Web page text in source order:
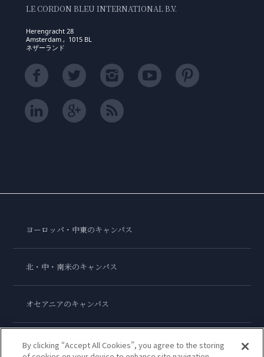
LE CORDON BLEU INTERNATIONAL B.V.
Herengracht 28
Amsterdam , 1015 BL
ネザーランド
ヨーロッパ・中東のキャンパス
北・中・南米のキャンパス
オセアニアのキャンパス
アジアのキャンパス
By clicking “Accept All Cookies”, you agree to the storing